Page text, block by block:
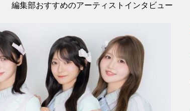
編集部おすすめのアーティストインタビュー